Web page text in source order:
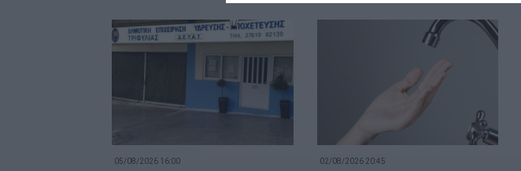
05/08/2026 16:00 02/08/2026 20:45